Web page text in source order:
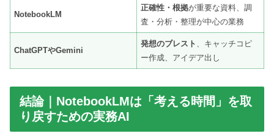
NotebookLM
正確性・根拠が重要な資料、調
査・分析・整理が中心の業務
ChatGPTやGemini
発想のブレスト
、キャッチコピ
ー作成、アイデア出し
結論｜NotebookLMは「考える時間」を取
り戻すための実務AI